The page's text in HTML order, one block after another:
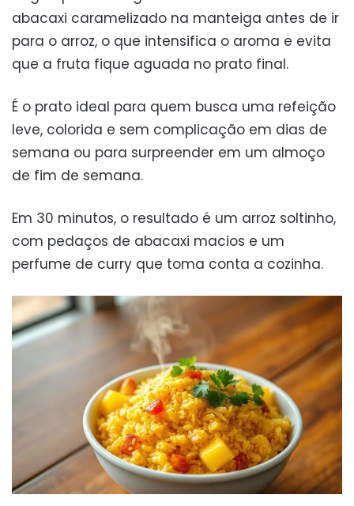
abacaxi caramelizado na manteiga antes de ir
para o arroz, o que intensifica o aroma e evita
que a fruta fique aguada no prato final.
É o prato ideal para quem busca uma refeição
leve, colorida e sem complicação em dias de
semana ou para surpreender em um almoço
de fim de semana.
Em 30 minutos, o resultado é um arroz soltinho,
com pedaços de abacaxi macios e um
perfume de curry que toma conta a cozinha.